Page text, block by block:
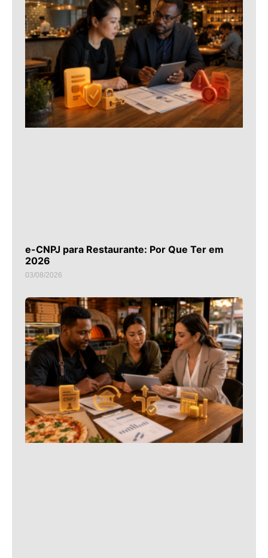
e-CNPJ para Restaurante: Por Que Ter em
2026
03/08/2026